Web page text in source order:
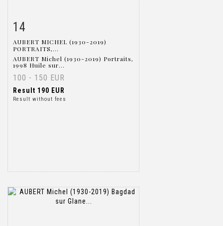
14
AUBERT MICHEL (1930-2019)
PORTRAITS,...
AUBERT Michel (1930-2019) Portraits,
1998 Huile sur...
100 - 150 EUR
Result 190 EUR
Result without fees